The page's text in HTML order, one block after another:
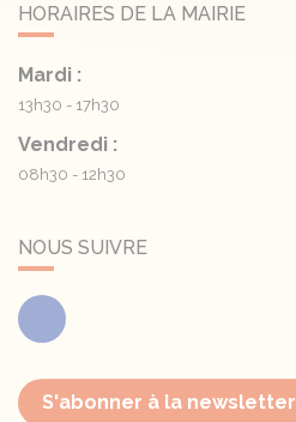
HORAIRES DE LA MAIRIE
Mardi :
13h30 - 17h30
Vendredi :
08h30 - 12h30
NOUS SUIVRE
Facebook
S'abonner à la newsletter